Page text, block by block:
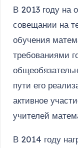
В 2013 году на
совещании на
обучения
требованиями
пути его
активное
учителей
В 2014 году